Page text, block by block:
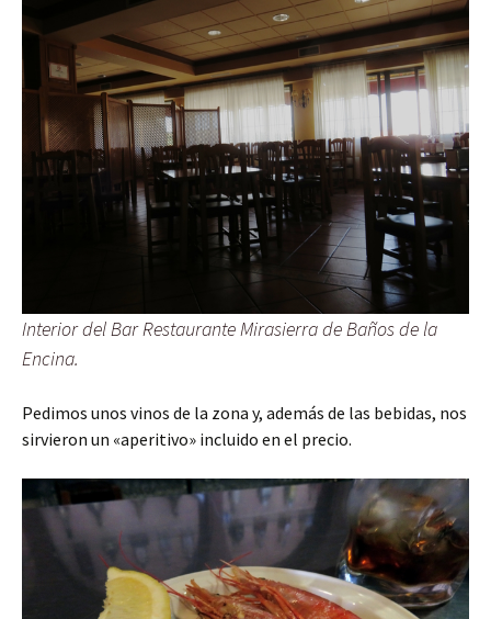
Interior del Bar Restaurante Mirasierra de Baños de la
Encina.
Pedimos unos vinos de la zona y, además de las bebidas, nos
sirvieron un «aperitivo» incluido en el precio.